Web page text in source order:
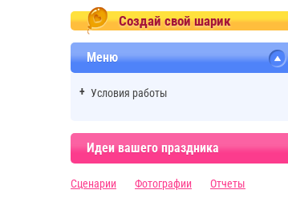
Создай свой шарик
Меню
Условия работы
Идеи вашего праздника
Сценарии Фотографии Отчеты